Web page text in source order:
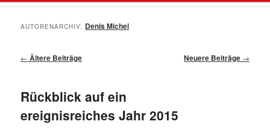
AUTORENARCHIV: Denis Michel
Beitragsnavigation
← Ältere Beiträge Neuere Beiträge →
Rückblick auf ein
ereignisreiches Jahr 2015